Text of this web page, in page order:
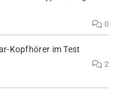
0
Kopfhörer im Test
2